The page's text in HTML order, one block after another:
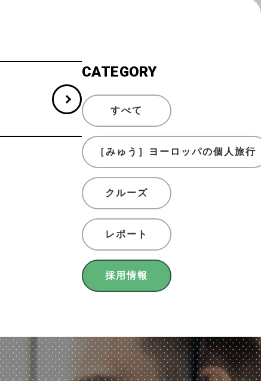
CATEGORY
すべて
［みゅう］ヨーロッパの個人旅行
クルーズ
レポート
採用情報